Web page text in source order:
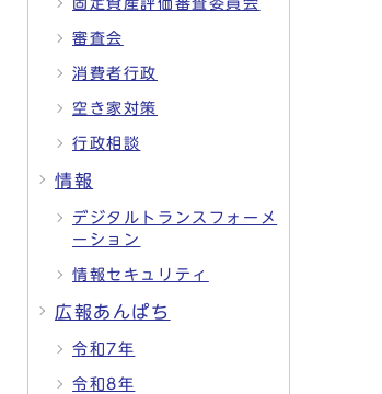
固定資産評価審査委員会
審査会
消費者行政
空き家対策
行政相談
情報
デジタルトランスフォーメ
ーション
情報セキュリティ
広報あんぱち
令和7年
令和8年